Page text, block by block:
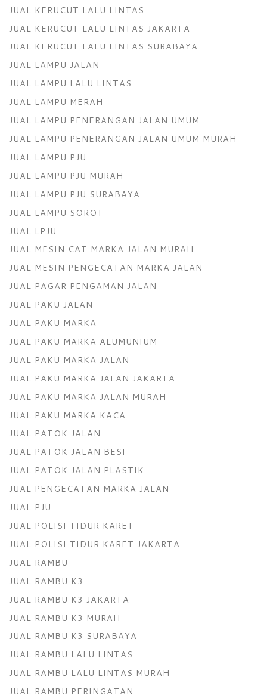
JUAL KERUCUT LALU LINTAS
JUAL KERUCUT LALU LINTAS JAKARTA
JUAL KERUCUT LALU LINTAS SURABAYA
JUAL LAMPU JALAN
JUAL LAMPU LALU LINTAS
JUAL LAMPU MERAH
JUAL LAMPU PENERANGAN JALAN UMUM
JUAL LAMPU PENERANGAN JALAN UMUM MURAH
JUAL LAMPU PJU
JUAL LAMPU PJU MURAH
JUAL LAMPU PJU SURABAYA
JUAL LAMPU SOROT
JUAL LPJU
JUAL MESIN CAT MARKA JALAN MURAH
JUAL MESIN PENGECATAN MARKA JALAN
JUAL PAGAR PENGAMAN JALAN
JUAL PAKU JALAN
JUAL PAKU MARKA
JUAL PAKU MARKA ALUMUNIUM
JUAL PAKU MARKA JALAN
JUAL PAKU MARKA JALAN JAKARTA
JUAL PAKU MARKA JALAN MURAH
JUAL PAKU MARKA KACA
JUAL PATOK JALAN
JUAL PATOK JALAN BESI
JUAL PATOK JALAN PLASTIK
JUAL PENGECATAN MARKA JALAN
JUAL PJU
JUAL POLISI TIDUR KARET
JUAL POLISI TIDUR KARET JAKARTA
JUAL RAMBU
JUAL RAMBU K3
JUAL RAMBU K3 JAKARTA
JUAL RAMBU K3 MURAH
JUAL RAMBU K3 SURABAYA
JUAL RAMBU LALU LINTAS
JUAL RAMBU LALU LINTAS MURAH
JUAL RAMBU PERINGATAN